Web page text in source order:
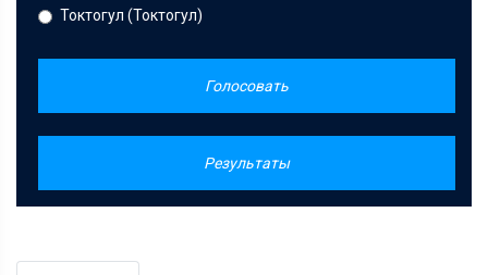
Токтогул (Токтогул)
Голосовать
Результаты